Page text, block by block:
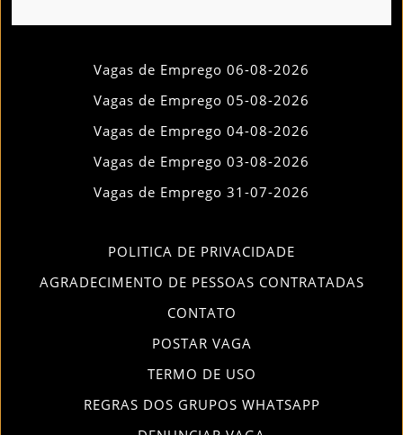
Vagas de Emprego 06-08-2026
Vagas de Emprego 05-08-2026
Vagas de Emprego 04-08-2026
Vagas de Emprego 03-08-2026
Vagas de Emprego 31-07-2026
POLITICA DE PRIVACIDADE
AGRADECIMENTO DE PESSOAS CONTRATADAS
CONTATO
POSTAR VAGA
TERMO DE USO
REGRAS DOS GRUPOS WHATSAPP